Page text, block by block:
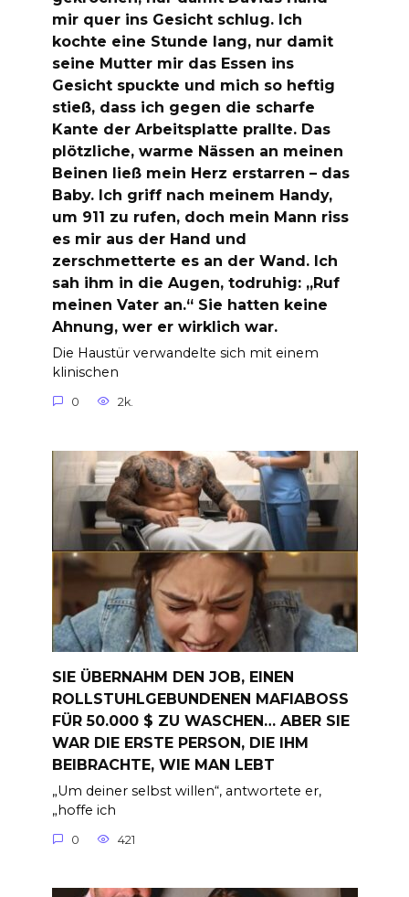
mir quer ins Gesicht schlug. Ich
kochte eine Stunde lang, nur damit
seine Mutter mir das Essen ins
Gesicht spuckte und mich so heftig
stieß, dass ich gegen die scharfe
Kante der Arbeitsplatte prallte. Das
plötzliche, warme Nässen an meinen
Beinen ließ mein Herz erstarren – das
Baby. Ich griff nach meinem Handy,
um 911 zu rufen, doch mein Mann riss
es mir aus der Hand und
zerschmetterte es an der Wand. Ich
sah ihm in die Augen, todruhig: „Ruf
meinen Vater an.“ Sie hatten keine
Ahnung, wer er wirklich war.
Die Haustür verwandelte sich mit einem
klinischen
0 2k.
SIE ÜBERNAHM DEN JOB, EINEN
ROLLSTUHLGEBUNDENEN MAFIABOSS
FÜR 50.000 $ ZU WASCHEN… ABER SIE
WAR DIE ERSTE PERSON, DIE IHM
BEIBRACHTE, WIE MAN LEBT
„Um deiner selbst willen“, antwortete er,
„hoffe ich
0 421